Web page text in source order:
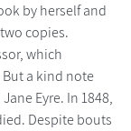
by herself and
copies.
which
a kind note
Eyre. In 1848,
Despite bouts